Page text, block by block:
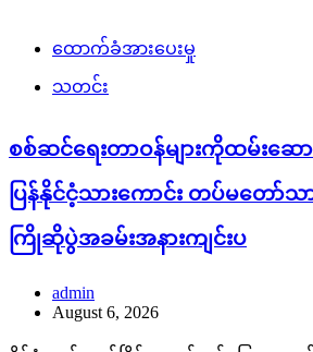
ထောက်ခံအားပေးမှု
သတင်း
စစ်ဆင်ရေးတာဝန်များကိုထမ်းဆ
ပြန်နိုင်ငံ့သားကောင်း တပ်မတော်သာ
ကြိုဆိုပွဲအခမ်းအနားကျင်းပ
admin
August 6, 2026